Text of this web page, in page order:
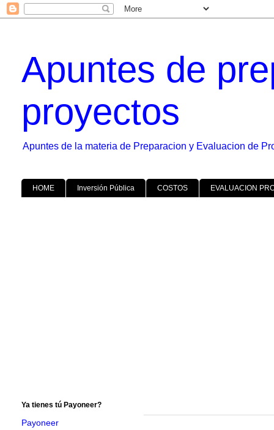
Apuntes de
proyectos
Apuntes de la materia de Preparacion y Evaluacion de
HOME Inversión Pública COSTOS EVALUACION
Ya tienes tú Payoneer?
Payoneer